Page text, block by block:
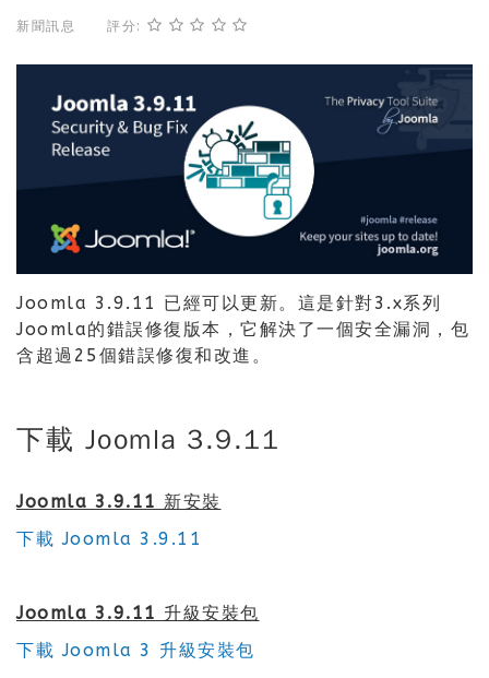
新聞訊息 評分:
Joomla 3.9.11 已經可以更新。這是針對3.x系列
Joomla的錯誤修復版本，它解決了一個安全漏洞，包
含超過25個錯誤修復和改進。
下載 Joomla 3.9.11
Joomla 3.9.11 新安裝
下載 Joomla 3.9.11
Joomla 3.9.11 升級安裝包
下載 Joomla 3 升級安裝包